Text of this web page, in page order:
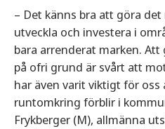
– Det känns bra att göra
utveckla och investera i
bara arrenderat marken.
på ofri grund är svårt att
har även varit viktigt för
runtomkring förblir i
Frykberger (M), allmänna